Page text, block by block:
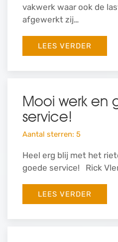
vakwerk waar ook de
afgewerkt zij…
LEES VERDER
Mooi werk en
service!
Aantal sterren: 5
Heel erg blij met het
goede service! Rick
LEES VERDER